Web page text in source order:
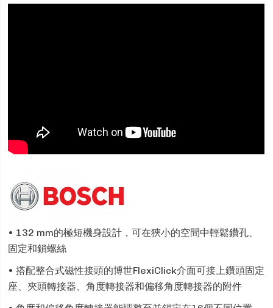
• 132 mm的極短機身設計，可在狹小的空間中輕鬆鑽孔、
固定和鎖螺絲
• 搭配整合式磁性接頭的博世FlexiClick介面可接上鑽頭固定
座、夾頭轉接器、角度轉接器和偏移角度轉接器的附件